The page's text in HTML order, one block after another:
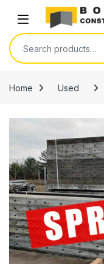
Skip to navigation
Skip to content
Open
Search for:
Home Used